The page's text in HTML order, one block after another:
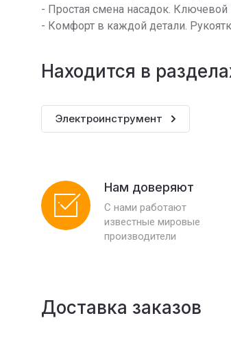
- Простая смена насадок.
- Комфорт в каждой детали.
Находится в
Электроинструмент
Нам доверяют
С нами работают
известные мировые
производители
Доставка заказов